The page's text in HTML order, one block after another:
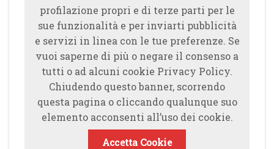
profilazione propri e di terze parti per le
sue funzionalità e per inviarti pubblicità
e servizi in linea con le tue preferenze. Se
vuoi saperne di più o negare il consenso a
tutti o ad alcuni cookie Privacy Policy.
Chiudendo questo banner, scorrendo
questa pagina o cliccando qualunque suo
elemento acconsenti all’uso dei cookie.
Accetta Cookie